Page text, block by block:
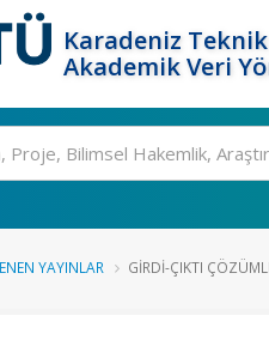
Karadeniz
Akademik Veri
YAYINLAR GIRDI-ÇIKTI